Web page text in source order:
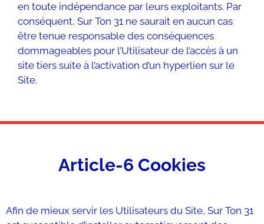
en toute indépendance par leurs exploitants. Par
conséquent, Sur Ton 31 ne saurait en aucun cas
être tenue responsable des conséquences
dommageables pour l’Utilisateur de l’accès à un
site tiers suite à l’activation d’un hyperlien sur le
Site.
Article-6 Cookies
Afin de mieux servir les Utilisateurs du Site, Sur Ton 31